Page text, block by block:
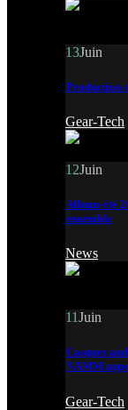
13Juin
Production
Gear-Tech
12Juin
Album-été
ensemble
News
11Juin
Casques
NAMM
Gear-Tech